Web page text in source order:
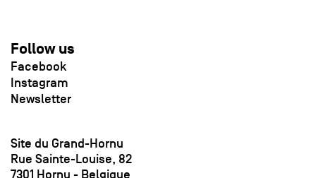
Follow us
Facebook
Instagram
Newsletter
Site du Grand-Hornu
Rue Sainte-Louise, 82
7301 Hornu - Belgique